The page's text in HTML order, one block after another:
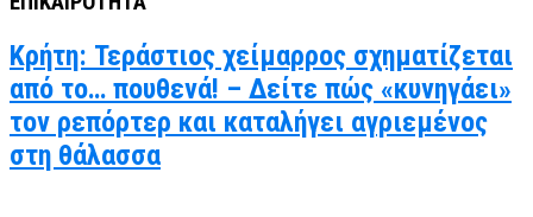
Κρήτη: Τεράστιος χείμαρρος σχηματίζεται
από το… πουθενά! – Δείτε πώς «κυνηγάει»
τον ρεπόρτερ και καταλήγει αγριεμένος
στη θάλασσα